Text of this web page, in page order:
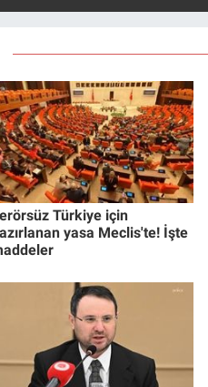
Türkiye için
yasa Meclis'te! İşte